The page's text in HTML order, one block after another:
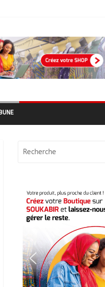
أبشي: الرئيس الولائي للحزب الإصلاحي بولاية وداي يطالب الحكومة بمعالجة أزمة المياه والوقود وغاز الطهي.